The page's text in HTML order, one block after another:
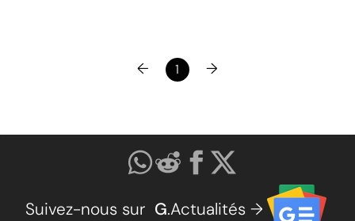
← 1 →
Suivez-nous sur G.Actualités →